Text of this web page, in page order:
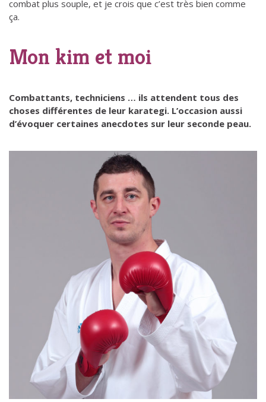
combat plus souple, et je crois que c’est très bien comme
ça.
Mon kim et moi
Combattants, techniciens … ils attendent tous des
choses différentes de leur karategi. L’occasion aussi
d’évoquer certaines anecdotes sur leur seconde peau.